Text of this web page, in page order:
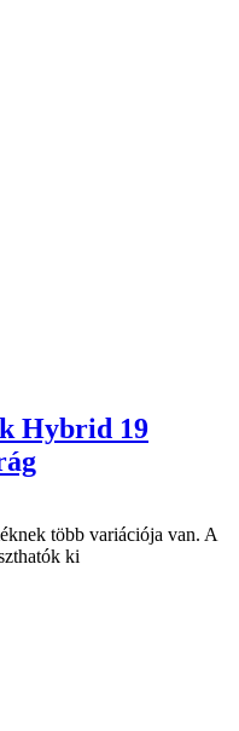
Hybrid 19
több variációja van. A
ki